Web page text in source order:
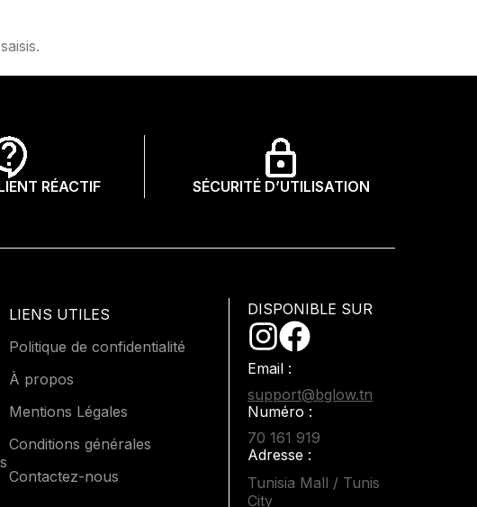
RÉACTIF SÉCURITÉ D’UTILISATION
LIENS UTILES
Politique de confidentialité
À propos
Mentions Légales
Conditions générales
Contactez-nous
DISPONIBLE SUR
Email :
support@bglow.tn
Numéro :
70 161 919
Adresse :
Tunisia Mall / Tunis
City